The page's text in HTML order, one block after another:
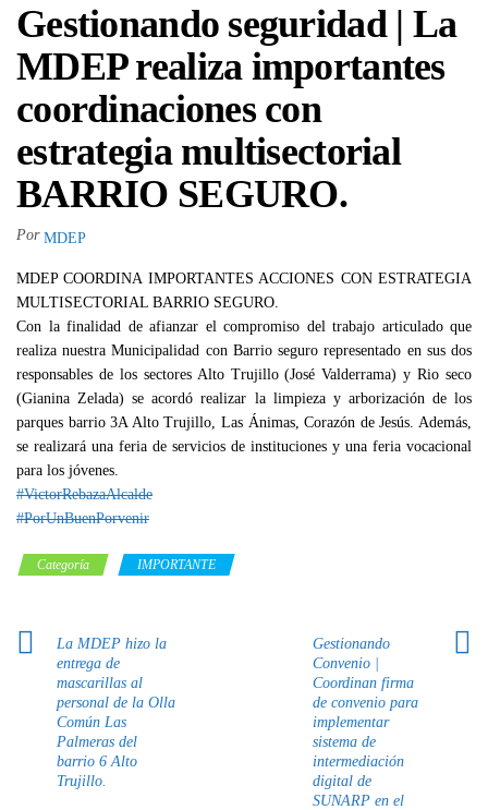
Gestionando seguridad | La
MDEP realiza importantes
coordinaciones con
estrategia multisectorial
BARRIO SEGURO.
Por MDEP
MDEP COORDINA IMPORTANTES ACCIONES CON ESTRATEGIA
MULTISECTORIAL BARRIO SEGURO.
Con la finalidad de afianzar el compromiso del trabajo articulado que
realiza nuestra Municipalidad con Barrio seguro representado en sus dos
responsables de los sectores Alto Trujillo (José Valderrama) y Rio seco
(Gianina Zelada) se acordó realizar la limpieza y arborización de los
parques barrio 3A Alto Trujillo, Las Ánimas, Corazón de Jesús. Además,
se realizará una feria de servicios de instituciones y una feria vocacional
para los jóvenes.
#VictorRebazaAlcalde
#PorUnBuenPorvenir
Categoría IMPORTANTE
La MDEP hizo la
entrega de
mascarillas al
personal de la Olla
Común Las
Palmeras del
barrio 6 Alto
Trujillo.
Gestionando
Convenio |
Coordinan firma
de convenio para
implementar
sistema de
intermediación
digital de
SUNARP en el